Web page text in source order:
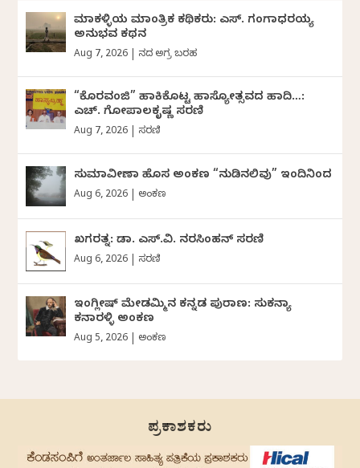
ಮಾಕಳ್ಳಿಯ ಮಾಂತ್ರಿಕ ಕಥಿಕರು: ಎಸ್. ಗಂಗಾಧರಯ್ಯ
ಅನುಭವ ಕಥನ
Aug 7, 2026 ದಿನದ ಅಗ್ರ ಬರಹ
“ಕೊರವಂಜಿ” ಹಾಕಿಕೊಟ್ಟ ಹಾಸ್ಯೋತ್ಸವದ ಹಾದಿ…:
ಎಚ್. ಗೋಪಾಲಕೃಷ್ಣ ಸರಣಿ
Aug 7, 2026 ಸರಣಿ
ಸುಮಾವೀಣಾ ಹೊಸ ಅಂಕಣ “ನುಡಿನಲಿವು” ಇಂದಿನಿಂದ
Aug 6, 2026 ಅಂಕಣ
ಖಗರತ್ನ: ಡಾ. ಎಸ್.ವಿ. ನರಸಿಂಹನ್‌‌ ಸರಣಿ
Aug 6, 2026 ಸರಣಿ
ಇಂಗ್ಲೀಷ್ ಮೇಡಮ್ಮಿನ ಕನ್ನಡ ಪುರಾಣ: ಸುಕನ್ಯಾ
ಕನಾರಳ್ಳಿ ಅಂಕಣ
Aug 5, 2026 ಅಂಕಣ
ಪ್ರಕಾಶಕರು